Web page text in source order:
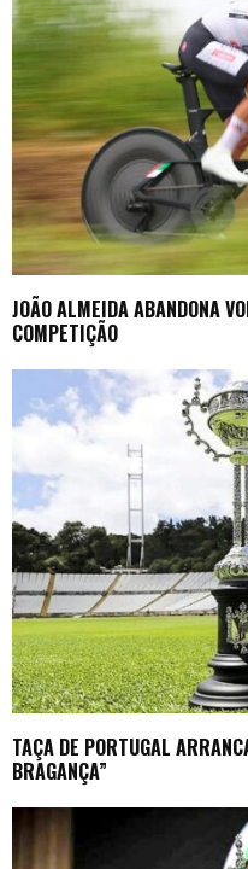
JOÃO ALMEIDA ABANDONA
COMPETIÇÃO
TAÇA DE PORTUGAL
BRAGANÇA”